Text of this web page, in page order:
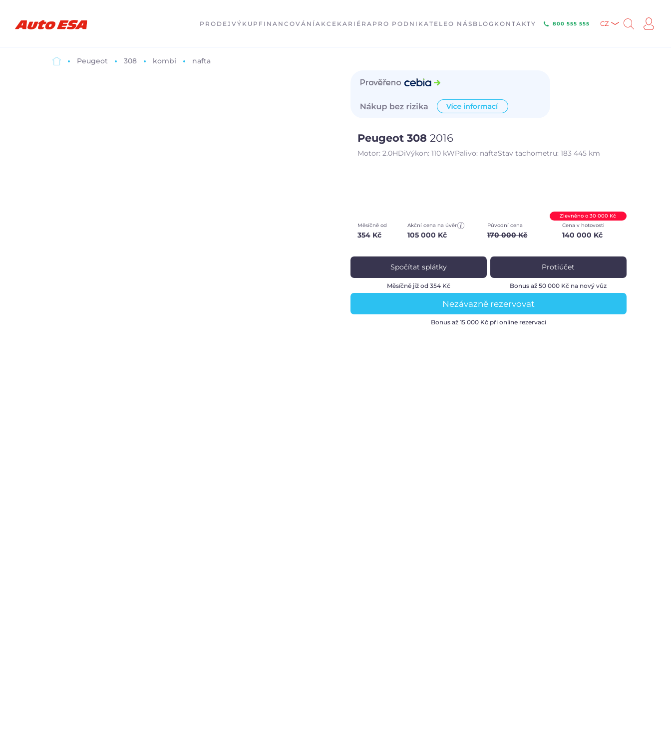
PRODEJ VÝKUP FINANCOVÁNÍAKCE KARIÉRA PRO PODNIKATELE O NÁS BLOG KONTAKTY 800 555 555 CZ
Peugeot 308 kombi nafta
Peugeot 3082016
Motor: 2.0HDiVýkon: 110 kWPalivo: naftaStav tachometru: 183 445 km
Měsíčně od
354 Kč
Akční cena na úvěr
105 000 Kč
Původní cena
170 000 Kč
Zlevněno o 30 000 Kč
Cena v hotovosti
140 000 Kč
Spočítat splátky
Měsíčně již od 354 Kč
Protiúčet
Bonus až 50 000 Kč na nový vůz
Nezávazně rezervovat
Bonus až 15 000 Kčpři online rezervaci